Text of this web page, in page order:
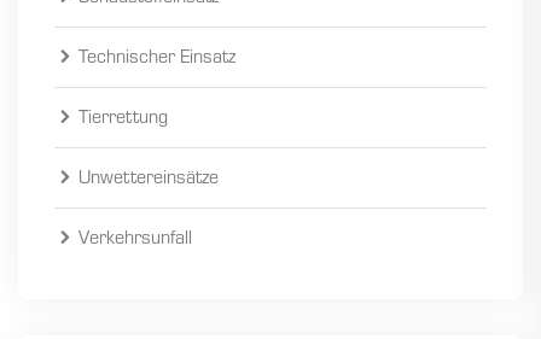
Technischer Einsatz
Tierrettung
Unwettereinsätze
Verkehrsunfall